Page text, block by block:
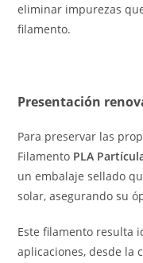
eliminar impurezas
filamento.
Presentación
Para preservar las
Filamento PLA
un embalaje sellado
solar, asegurando su
Este filamento resulta
aplicaciones, desde la